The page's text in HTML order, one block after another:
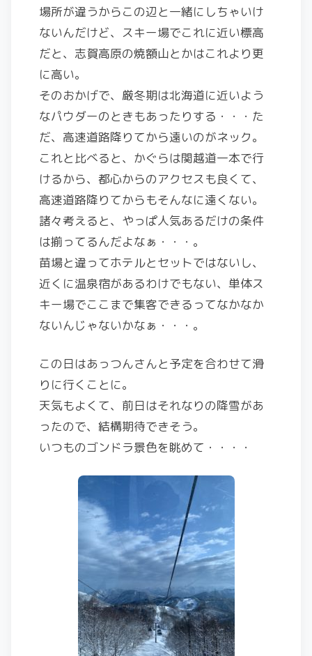
場所が違うからこの辺と一緒にしちゃいけ
ないんだけど、スキー場でこれに近い標高
だと、志賀高原の焼額山とかはこれより更
に高い。
そのおかげで、厳冬期は北海道に近いよう
なパウダーのときもあったりする・・・た
だ、高速道路降りてから遠いのがネック。
これと比べると、かぐらは関越道一本で行
けるから、都心からのアクセスも良くて、
高速道路降りてからもそんなに遠くない。
諸々考えると、やっぱ人気あるだけの条件
は揃ってるんだよなぁ・・・。
苗場と違ってホテルとセットではないし、
近くに温泉宿があるわけでもない、単体ス
キー場でここまで集客できるってなかなか
ないんじゃないかなぁ・・・。
この日はあっつんさんと予定を合わせて滑
りに行くことに。
天気もよくて、前日はそれなりの降雪があ
ったので、結構期待できそう。
いつものゴンドラ景色を眺めて・・・・